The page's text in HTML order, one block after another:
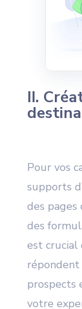
II.
Pour vos
supports
des
des
est crucial
répondent
prospects
votre